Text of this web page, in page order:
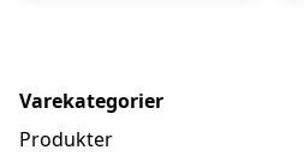
Varekategorier
Produkter